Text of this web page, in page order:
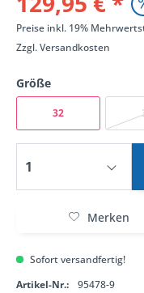
Preise inkl. 19%
Zzgl.Versandkosten
Größe
32
Merken
Sofort versandfertig!
Artikel-Nr.:
95478-9